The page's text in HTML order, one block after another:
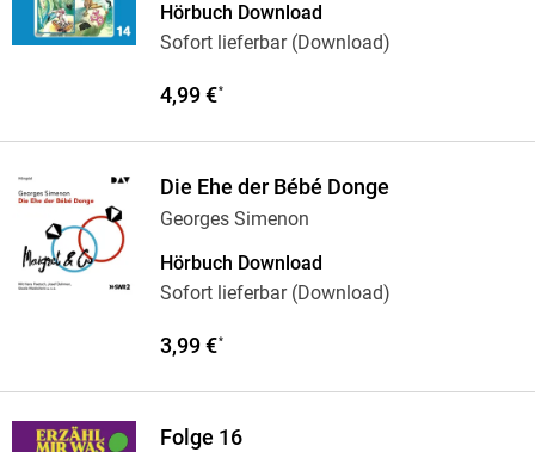
Hörbuch Download
Sofort lieferbar (Download)
4,99 €*
Die Ehe der Bébé Donge
Georges Simenon
Hörbuch Download
Sofort lieferbar (Download)
3,99 €*
Folge 16